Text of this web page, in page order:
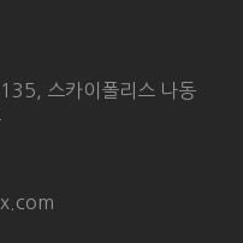
스카이폴리스 나동